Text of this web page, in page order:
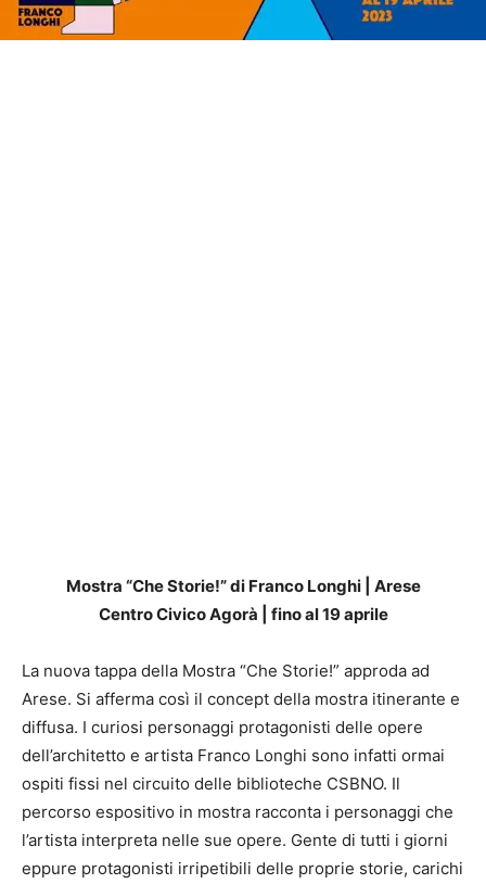
Mostra “Che Storie!” di Franco Longhi | Arese
Centro Civico Agorà | fino al 19 aprile
La nuova tappa della Mostra “Che Storie!” approda ad
Arese. Si afferma così il concept della mostra itinerante e
diffusa. I curiosi personaggi protagonisti delle opere
dell’architetto e artista Franco Longhi sono infatti ormai
ospiti fissi nel circuito delle biblioteche CSBNO. Il
percorso espositivo in mostra racconta i personaggi che
l’artista interpreta nelle sue opere. Gente di tutti i giorni
eppure protagonisti irripetibili delle proprie storie, carichi